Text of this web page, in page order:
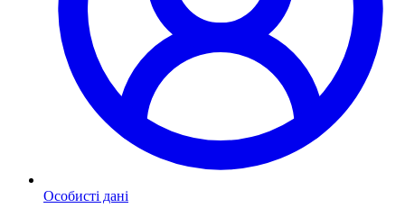
Особисті дані